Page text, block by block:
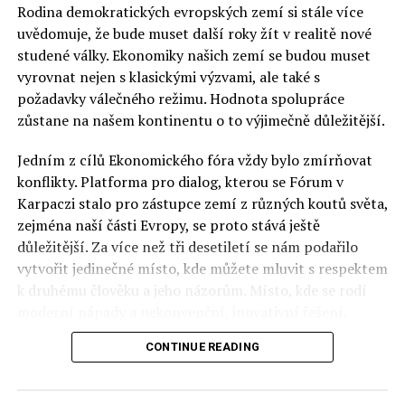
Autor: Ing. Milena Otavová, Ph. D., zdroj: Daně a právo v
praxi
RELATED TOPICS:
Je mi do breku, říká Švábenský o kauze Metanol
DON'T MISS
Polská JSW hlásí miliardové ztráty
Jaromír Piskoř
redaktor a editor polskodnes.cz
Rodina demokratických evropských zemí si stále více
uvědomuje, že bude muset další roky žít v realitě nové
studené války. Ekonomiky našich zemí se budou muset
vyrovnat nejen s klasickými výzvami, ale také s
požadavky válečného režimu. Hodnota spolupráce
zůstane na našem kontinentu o to výjimečně důležitější.
Jedním z cílů Ekonomického fóra vždy bylo zmírňovat
konflikty. Platforma pro dialog, kterou se Fórum v
Karpaczi stalo pro zástupce zemí z různých koutů světa,
zejména naší části Evropy, se proto stává ještě
důležitější. Za více než tři desetiletí se nám podařilo
vytvořit jedinečné místo, kde můžete mluvit s respektem
k druhému člověku a jeho názorům. Místo, kde se rodí
Polsko musí mít instituce, jejichž horizont činnosti je
politický tým. Pouze to vám dává šanci skutečně řešit
CONTINUE READING